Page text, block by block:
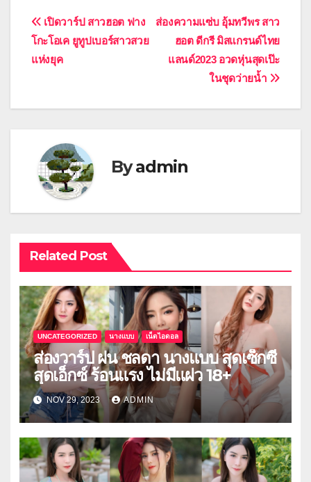
Post
navigation
ส่องความแซ่บ อุ้มทวีพร สาว
ฮอต ดีกรี มิสแกรนด์ไทย
แลนด์2023 อวดหุ่นสุดเป๊ะ
ในชุดว่ายน้ำ
เปิดวาร์ป สาวฮอต ฟาง
โกะโอเค ยูทูปเบอร์สาวสวย
แห่งยุค
Byadmin
Related Post
UNCATEGORIZED นางแบบ เน็ตไอดอล
ส่องวาร์ป ฝน ชลดา นางแบบ สุดเซ็กซี่
สุดเอ็กซ์ ร้อนแรง ไม่มีแผ่ว 18+
NOV 29, 2023 ADMIN